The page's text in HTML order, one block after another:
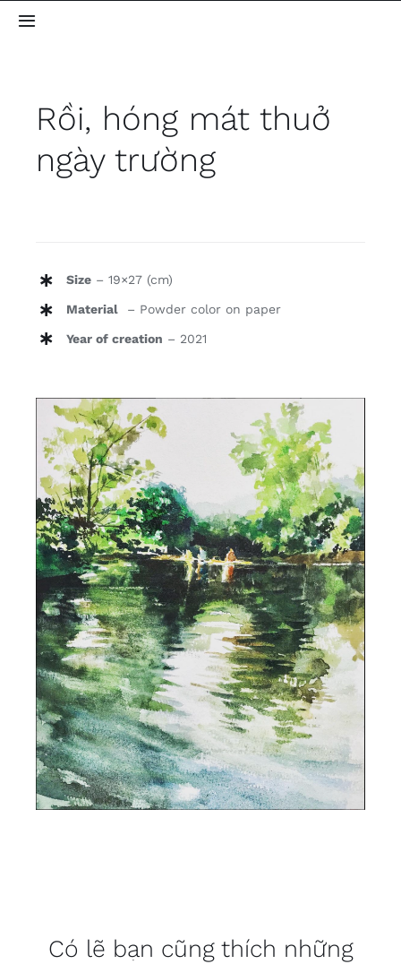
Skip
Toggle
About me
Rồi, hóng mát thuở
ngày trường
Size– 19×27 (cm)
Material– Powder color on paper
Year of creation – 2021
Có lẽ bạn cũng thích những